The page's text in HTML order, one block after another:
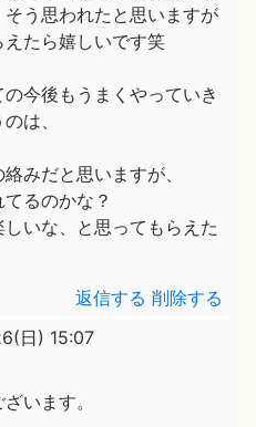
う思われたと思いますが
たら嬉しいです笑
今後もうまくやっていき
は、
みだと思いますが、
るのかな？
いな、と思ってもらえた
返信する 削除する
日) 15:07
います。